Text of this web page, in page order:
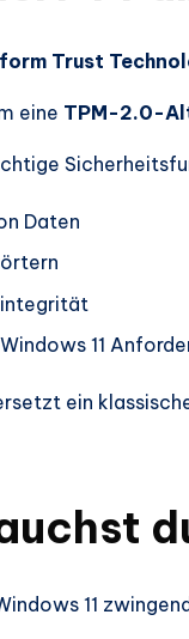
Trust
eine TPM-2.0-
Daten
11
ein
11 zwingend